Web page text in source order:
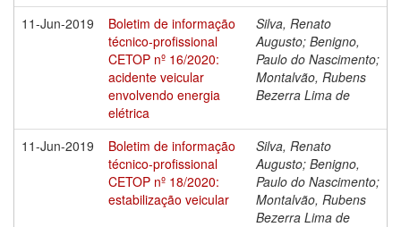
11-Jun-2019
Boletim de informação
técnico-profissional
CETOP nº 16/2020:
acidente veicular
envolvendo energia
elétrica
Silva, Renato
Augusto; Benigno,
Paulo do Nascimento;
Montalvão, Rubens
Bezerra Lima de
11-Jun-2019
Boletim de informação
técnico-profissional
CETOP nº 18/2020:
estabilização veicular
Silva, Renato
Augusto; Benigno,
Paulo do Nascimento;
Montalvão, Rubens
Bezerra Lima de